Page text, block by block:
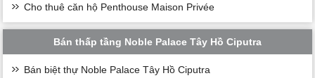
Cho thuê căn hộ Penthouse Maison Privée
Bán thấp tầng Noble Palace Tây Hồ Ciputra
Bán biệt thự Noble Palace Tây Hồ Ciputra